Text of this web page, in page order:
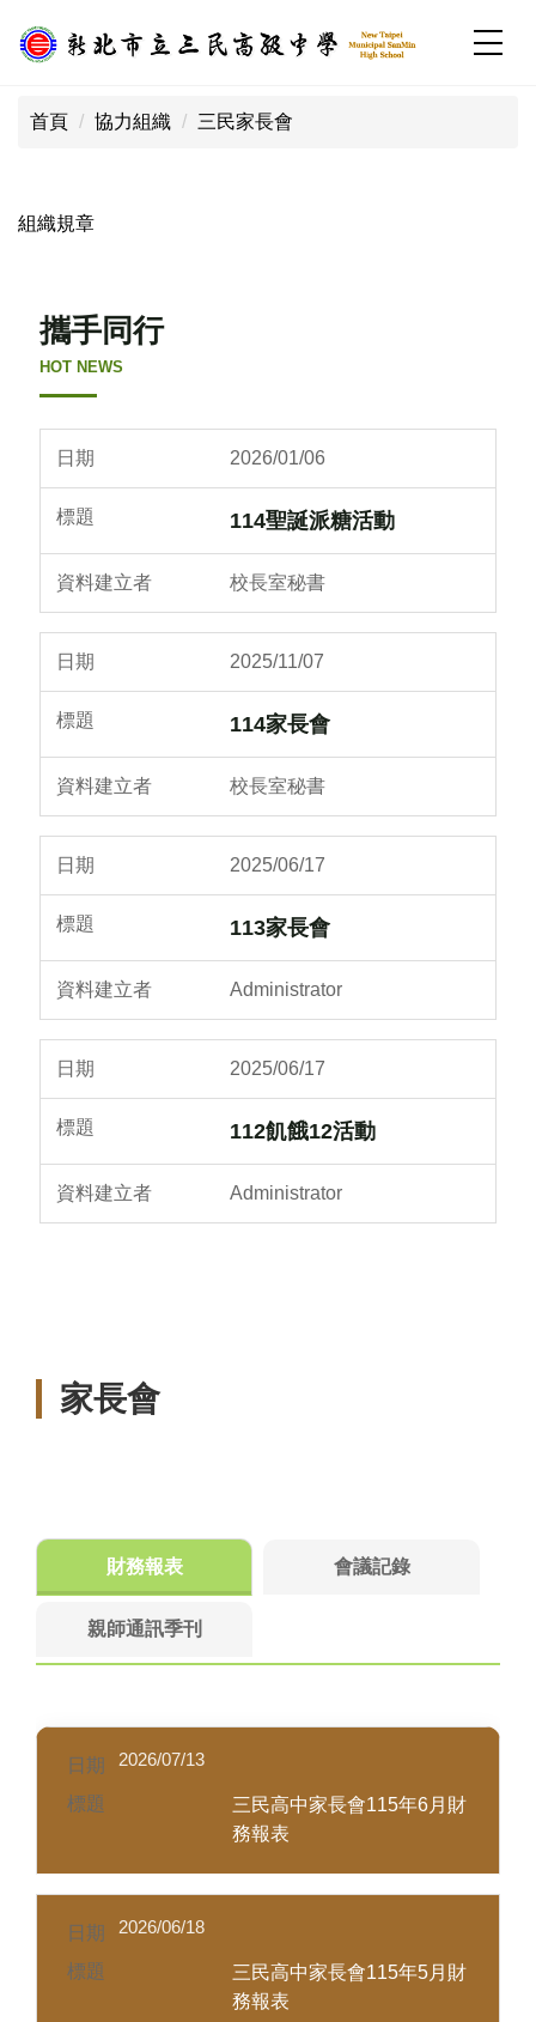
到
首頁 協力組織 三民家長會
組織規章
攜手同行
2026/01/06
114聖誕派糖活動
校長室秘書
2025/11/07
114家長會
校長室秘書
2025/06/17
113家長會
Administrator
2025/06/17
112飢餓12活動
Administrator
家長會
財務報表 會議記錄
親師通訊季刊
2026/07/13
三民高中家長會115年6月財
務報表
2026/06/18
三民高中家長會115年5月財
務報表